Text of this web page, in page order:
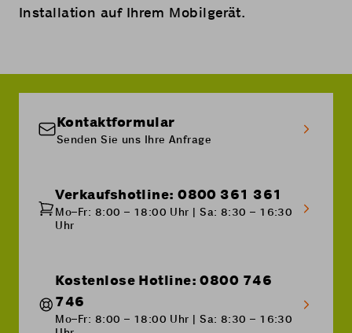
Installation auf Ihrem Mobilgerät.
Kontaktformular
Senden Sie uns Ihre Anfrage
Verkaufshotline: 0800 361 361
Mo–Fr: 8:00 – 18:00 Uhr | Sa: 8:30 – 16:30
Uhr
Kostenlose Hotline: 0800 746
746
Mo–Fr: 8:00 – 18:00 Uhr | Sa: 8:30 – 16:30